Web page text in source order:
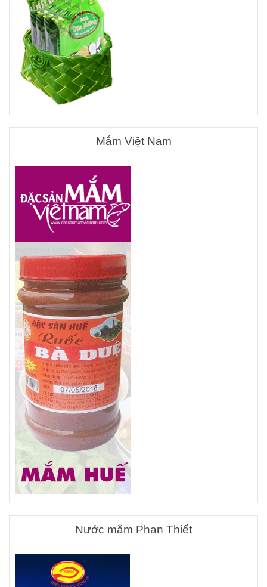
Mắm Việt Nam
Nước mắm Phan Thiết